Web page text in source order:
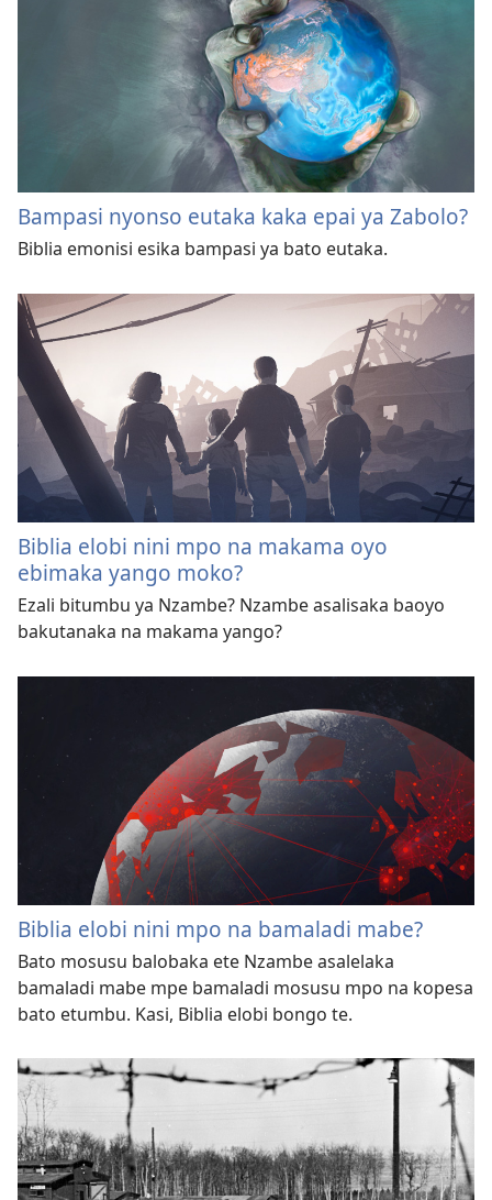
Bampasi nyonso eutaka kaka epai ya Zabolo?
Biblia emonisi esika bampasi ya bato eutaka.
Biblia elobi nini mpo na makama oyo
ebimaka yango moko?
Ezali bitumbu ya Nzambe? Nzambe asalisaka baoyo
bakutanaka na makama yango?
Biblia elobi nini mpo na bamaladi mabe?
Bato mosusu balobaka ete Nzambe asalelaka
bamaladi mabe mpe bamaladi mosusu mpo na kopesa
bato etumbu. Kasi, Biblia elobi bongo te.